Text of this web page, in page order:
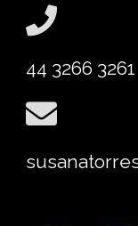
44 3266 3261